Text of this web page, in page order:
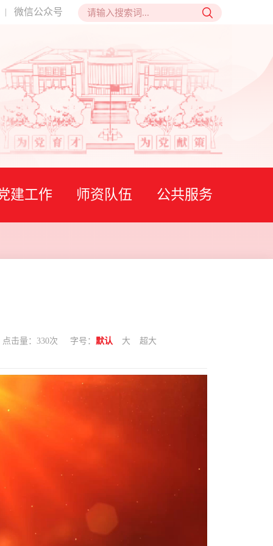
微信公众号
建工作 师资队伍 公共服务
点击量： 330次 字号： 默认 大 超大